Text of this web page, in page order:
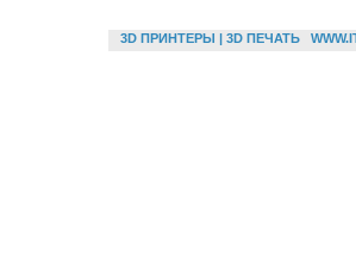
3D ПРИНТЕРЫ | 3D ПЕЧАТЬ